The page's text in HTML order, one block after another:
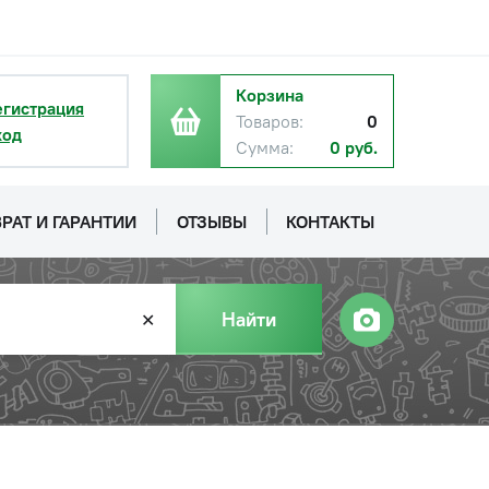
Корзина
Товаров:
0
Сумма:
0 руб.
И ГАРАНТИИ ОТЗЫВЫ КОНТАКТЫ
✕ Найти
НДС
Купить
НДС
− + Купить
НДС
− + Купить